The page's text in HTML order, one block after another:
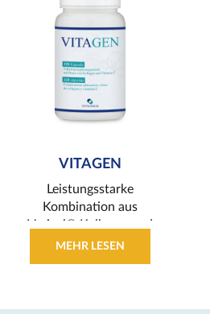
VITAGEN
Leistungsstarke
Kombination aus
Verisol® Kollagen und
Vitamin C
MEHR LESEN